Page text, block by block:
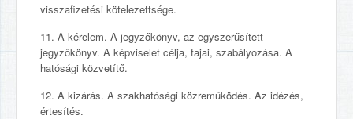
visszafizetési kötelezettsége.
11. A kérelem. A jegyzőkönyv, az egyszerűsített
jegyzőkönyv. A képviselet célja, fajai, szabályozása. A
hatósági közvetítő.
12. A kizárás. A szakhatósági közreműködés. Az idézés,
értesítés.